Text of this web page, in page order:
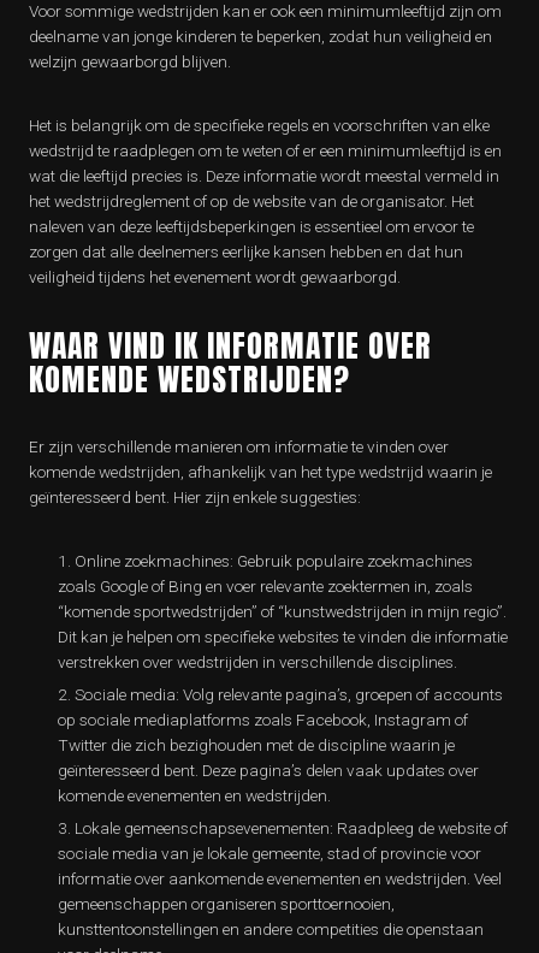
Voor sommige wedstrijden kan er ook een minimumleeftijd zijn om
deelname van jonge kinderen te beperken, zodat hun veiligheid en
welzijn gewaarborgd blijven.
Het is belangrijk om de specifieke regels en voorschriften van elke
wedstrijd te raadplegen om te weten of er een minimumleeftijd is en
wat die leeftijd precies is. Deze informatie wordt meestal vermeld in
het wedstrijdreglement of op de website van de organisator. Het
naleven van deze leeftijdsbeperkingen is essentieel om ervoor te
zorgen dat alle deelnemers eerlijke kansen hebben en dat hun
veiligheid tijdens het evenement wordt gewaarborgd.
WAAR VIND IK INFORMATIE OVER
KOMENDE WEDSTRIJDEN?
Er zijn verschillende manieren om informatie te vinden over
komende wedstrijden, afhankelijk van het type wedstrijd waarin je
geïnteresseerd bent. Hier zijn enkele suggesties:
Online zoekmachines: Gebruik populaire zoekmachines
zoals Google of Bing en voer relevante zoektermen in, zoals
“komende sportwedstrijden” of “kunstwedstrijden in mijn regio”.
Dit kan je helpen om specifieke websites te vinden die informatie
verstrekken over wedstrijden in verschillende disciplines.
Sociale media: Volg relevante pagina’s, groepen of accounts
op sociale mediaplatforms zoals Facebook, Instagram of
Twitter die zich bezighouden met de discipline waarin je
geïnteresseerd bent. Deze pagina’s delen vaak updates over
komende evenementen en wedstrijden.
Lokale gemeenschapsevenementen: Raadpleeg de website of
sociale media van je lokale gemeente, stad of provincie voor
informatie over aankomende evenementen en wedstrijden. Veel
gemeenschappen organiseren sporttoernooien,
kunsttentoonstellingen en andere competities die openstaan